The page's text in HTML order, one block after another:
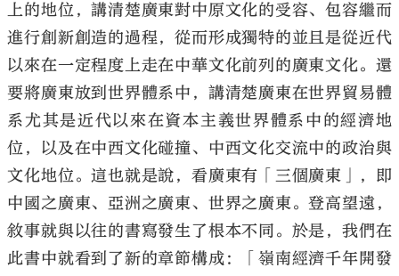
上的地位，講清楚廣東對中原文化的受容、包容繼而
進行創新創造的過程，從而形成獨特的並且是從近代
以來在一定程度上走在中華文化前列的廣東文化。還
要將廣東放到世界體系中，講清楚廣東在世界貿易體
系尤其是近代以來在資本主義世界體系中的經濟地
位，以及在中西文化碰撞、中西文化交流中的政治與
文化地位。這也就是說，看廣東有「三個廣東」，即
中國之廣東、亞洲之廣東、世界之廣東。登高望遠，
敘事就與以往的書寫發生了根本不同。於是，我們在
此書中就看到了新的章節構成：「嶺南經濟千年開發